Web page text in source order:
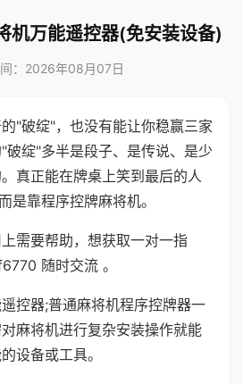
机万能遥控器(免安装设备)
：2026年08月07日
"破绽"，也没有能让你稳赢三家
破绽"多半是段子、是传说、是少
真正能在牌桌上笑到最后的人
是靠程序控牌麻将机。
需要帮助，想获取一对一指
随时交流 。
控器;普通麻将机程序控牌器一
麻将机进行复杂安装操作就能
设备或工具。